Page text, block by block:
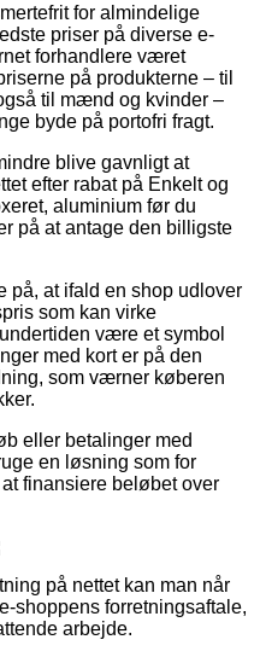
for almindelige
priser på diverse e-
forhandlere været
på produkterne – til
til mænd og kvinder –
byde på portofri fragt.
blive gavnligt at
efter rabat på Enkelt og
aluminium før du
på at antage den billigste
på, at ifald en shop udlover
som kan virke
være et symbol
med kort er på den
som værner køberen
eller betalinger med
en løsning som for
finansiere beløbet over
på nettet kan man når
shoppens forretningsaftale,
arbejde.